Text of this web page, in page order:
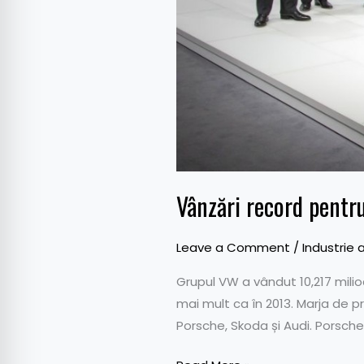
Vânzări record
Leave a Comment /Industrie
Grupul VW a vândut 10,217
mai mult ca în 2013. Marja de
Porsche, Skoda și Audi.